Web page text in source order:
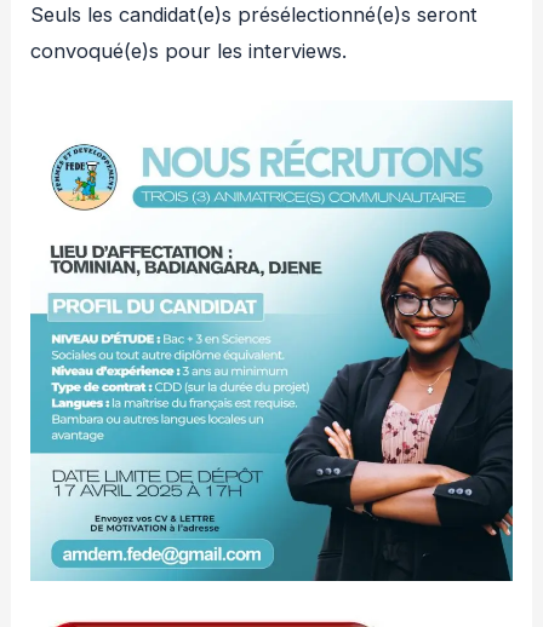
Seuls les candidat(e)s présélectionné(e)s seront
convoqué(e)s pour les interviews.